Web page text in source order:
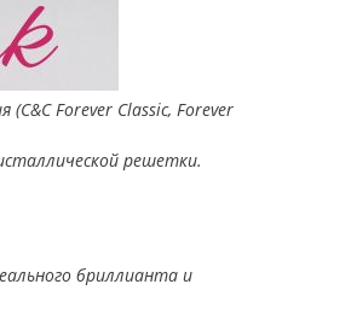
Forever Classic, Forever
решетки.
бриллианта и